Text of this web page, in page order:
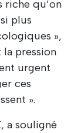
riche qu’on
plus
»,
la pression
urgent
ces
».
a souligné